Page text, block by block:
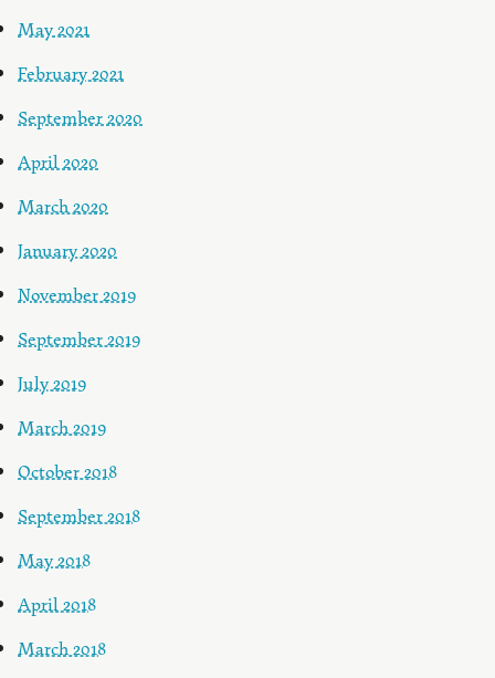
May 2021
February 2021
September 2020
April 2020
March 2020
January 2020
November 2019
September 2019
July 2019
March 2019
October 2018
September 2018
May 2018
April 2018
March 2018